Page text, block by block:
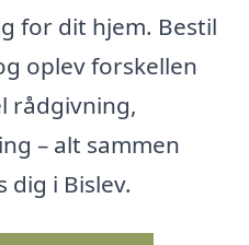
for dit hjem. Bestil
oplev forskellen
rådgivning,
– alt sammen
dig i Bislev.